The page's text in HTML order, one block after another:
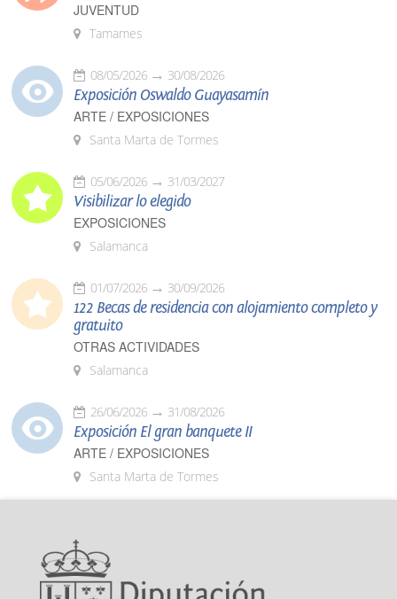
JUVENTUD
Tamames
08/05/2026 30/08/2026
Exposición Oswaldo Guayasamín
ARTE / EXPOSICIONES
Santa Marta de Tormes
05/06/2026 31/03/2027
Visibilizar lo elegido
EXPOSICIONES
Salamanca
01/07/2026 30/09/2026
122 Becas de residencia con alojamiento completo y
gratuito
OTRAS ACTIVIDADES
Salamanca
26/06/2026 31/08/2026
Exposición El gran banquete II
ARTE / EXPOSICIONES
Santa Marta de Tormes